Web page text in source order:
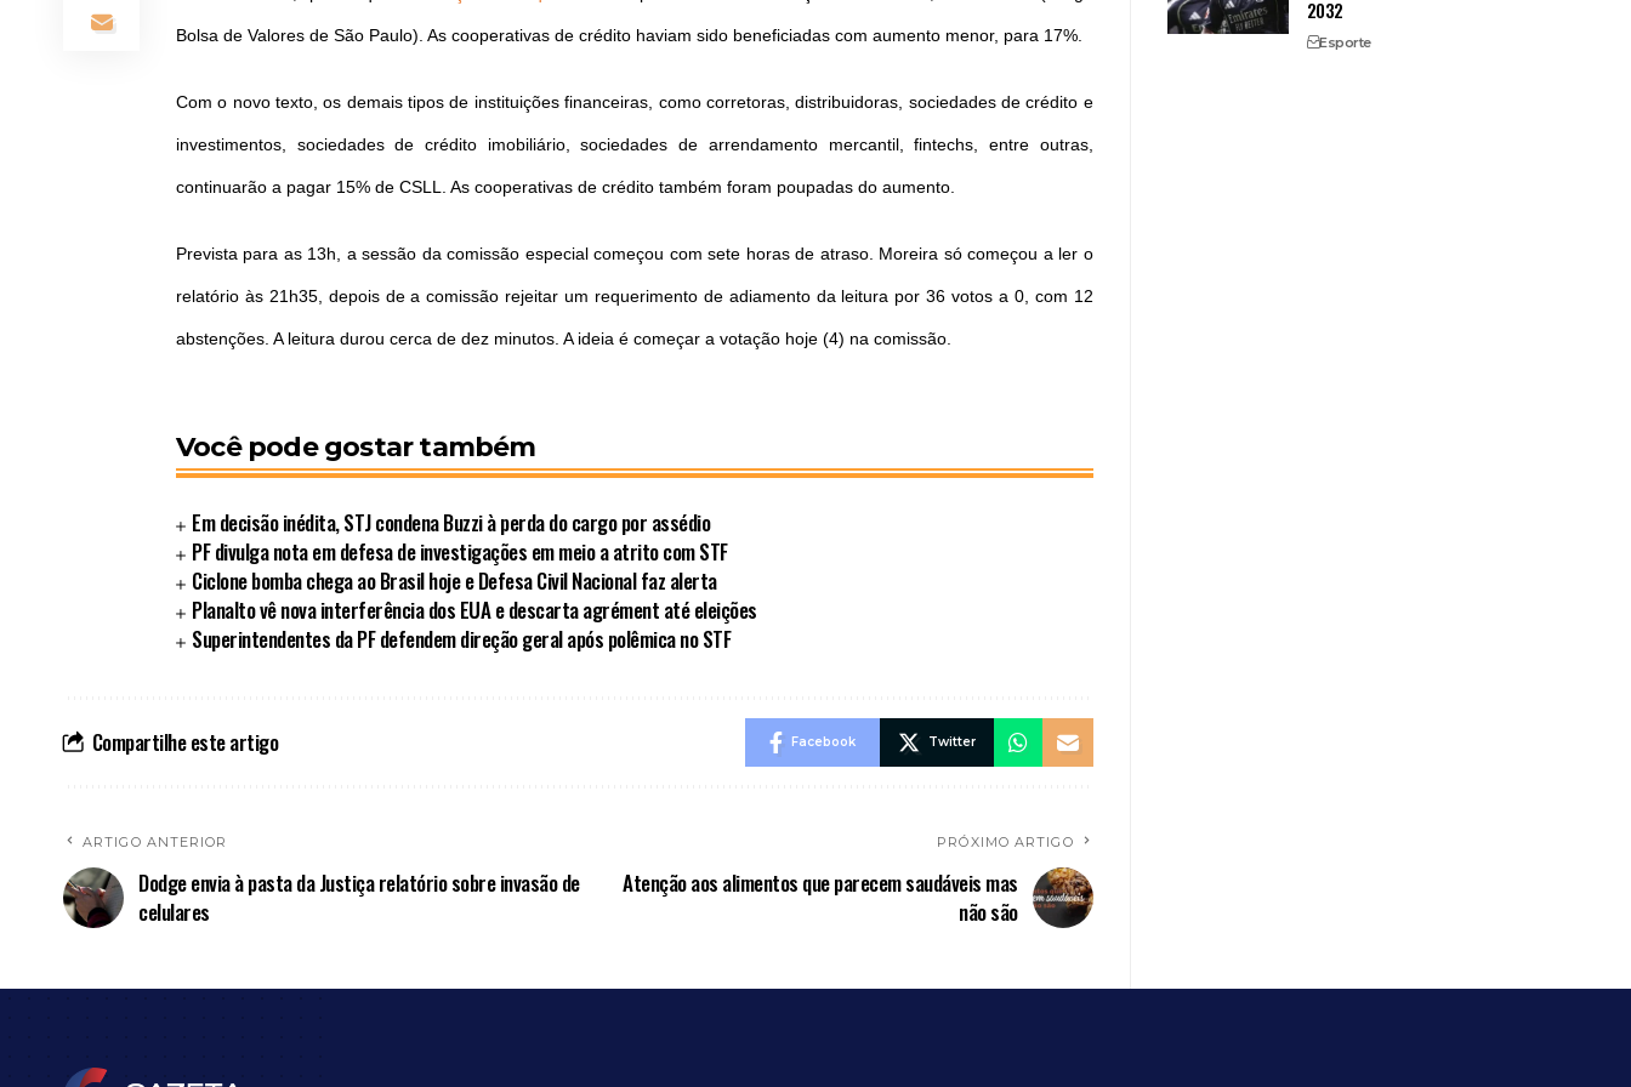
Bolsa de Valores de São Paulo). As cooperativas de crédito haviam sido beneficiadas com aumento menor, para 17%.
Com o novo texto, os demais tipos de instituições financeiras, como corretoras, distribuidoras, sociedades de crédito e
investimentos, sociedades de crédito imobiliário, sociedades de arrendamento mercantil, fintechs, entre outras,
continuarão a pagar 15% de CSLL. As cooperativas de crédito também foram poupadas do aumento.
Prevista para as 13h, a sessão da comissão especial começou com sete horas de atraso. Moreira só começou a ler o
relatório às 21h35, depois de a comissão rejeitar um requerimento de adiamento da leitura por 36 votos a 0, com 12
abstenções. A leitura durou cerca de dez minutos. A ideia é começar a votação hoje (4) na comissão.
Você pode gostar também
Em decisão inédita, STJ condena Buzzi à perda do cargo por assédio
PF divulga nota em defesa de investigações em meio a atrito com STF
Ciclone bomba chega ao Brasil hoje e Defesa Civil Nacional faz alerta
Planalto vê nova interferência dos EUA e descarta agrément até eleições
Superintendentes da PF defendem direção geral após polêmica no STF
Compartilhe este artigo Facebook Twitter
ARTIGO ANTERIOR
Dodge envia à pasta da Justiça relatório sobre invasão de
celulares
PRÓXIMO ARTIGO
Atenção aos alimentos que parecem saudáveis mas
não são
2032
Esporte